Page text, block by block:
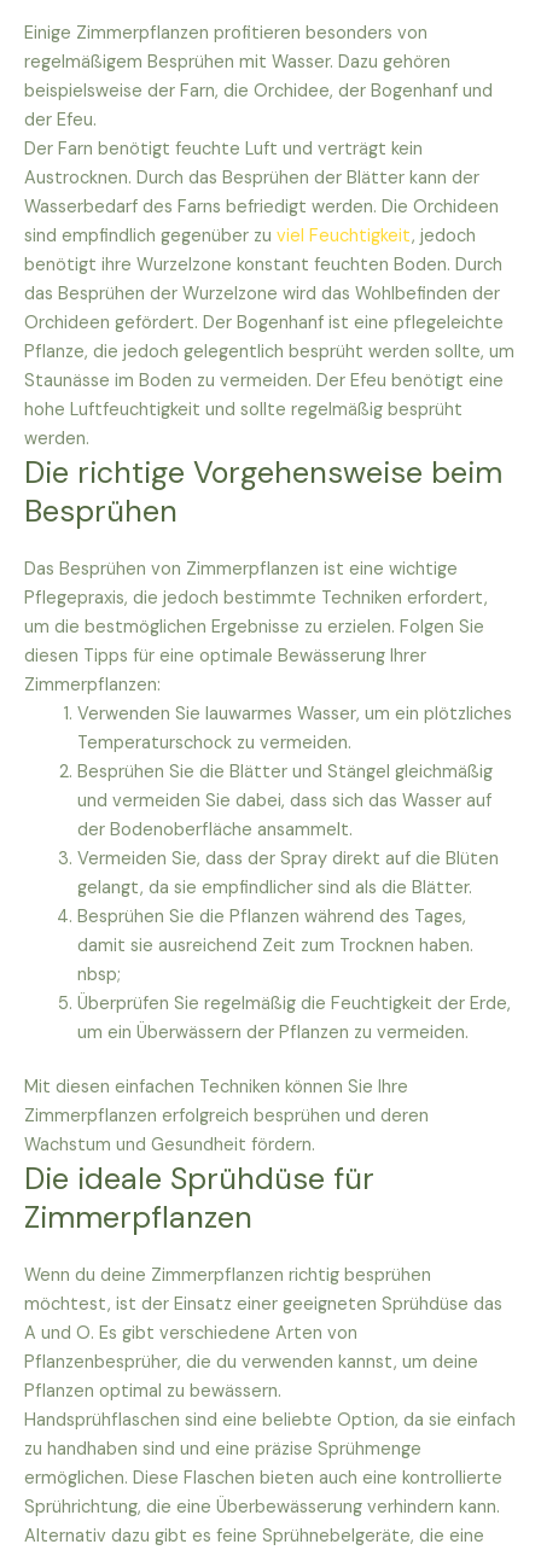
Einige Zimmerpflanzen profitieren besonders von
regelmäßigem Besprühen mit Wasser. Dazu gehören
beispielsweise der Farn, die Orchidee, der Bogenhanf und
der Efeu.
Der Farn benötigt feuchte Luft und verträgt kein
Austrocknen. Durch das Besprühen der Blätter kann der
Wasserbedarf des Farns befriedigt werden. Die Orchideen
sind empfindlich gegenüber zu viel Feuchtigkeit, jedoch
benötigt ihre Wurzelzone konstant feuchten Boden. Durch
das Besprühen der Wurzelzone wird das Wohlbefinden der
Orchideen gefördert. Der Bogenhanf ist eine pflegeleichte
Pflanze, die jedoch gelegentlich besprüht werden sollte, um
Staunässe im Boden zu vermeiden. Der Efeu benötigt eine
hohe Luftfeuchtigkeit und sollte regelmäßig besprüht
werden.
Die richtige Vorgehensweise beim
Besprühen
Das Besprühen von Zimmerpflanzen ist eine wichtige
Pflegepraxis, die jedoch bestimmte Techniken erfordert,
um die bestmöglichen Ergebnisse zu erzielen. Folgen Sie
diesen Tipps für eine optimale Bewässerung Ihrer
Zimmerpflanzen:
Verwenden Sie lauwarmes Wasser, um ein plötzliches
Temperaturschock zu vermeiden.
Besprühen Sie die Blätter und Stängel gleichmäßig
und vermeiden Sie dabei, dass sich das Wasser auf
der Bodenoberfläche ansammelt.
Vermeiden Sie, dass der Spray direkt auf die Blüten
gelangt, da sie empfindlicher sind als die Blätter.
Besprühen Sie die Pflanzen während des Tages,
damit sie ausreichend Zeit zum Trocknen haben.
nbsp;
Überprüfen Sie regelmäßig die Feuchtigkeit der Erde,
um ein Überwässern der Pflanzen zu vermeiden.
Mit diesen einfachen Techniken können Sie Ihre
Zimmerpflanzen erfolgreich besprühen und deren
Wachstum und Gesundheit fördern.
Die ideale Sprühdüse für
Zimmerpflanzen
Wenn du deine Zimmerpflanzen richtig besprühen
möchtest, ist der Einsatz einer geeigneten Sprühdüse das
A und O. Es gibt verschiedene Arten von
Pflanzenbesprüher, die du verwenden kannst, um deine
Pflanzen optimal zu bewässern.
Handsprühflaschen sind eine beliebte Option, da sie einfach
zu handhaben sind und eine präzise Sprühmenge
ermöglichen. Diese Flaschen bieten auch eine kontrollierte
Sprührichtung, die eine Überbewässerung verhindern kann.
Alternativ dazu gibt es feine Sprühnebelgeräte, die eine